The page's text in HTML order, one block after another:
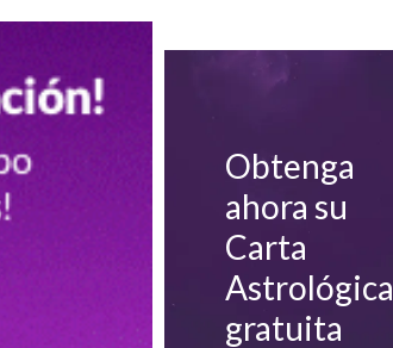
Obtenga
ahora su
Carta
Astrológica
gratuita